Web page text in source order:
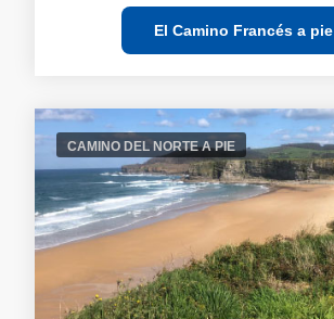
El Camino Francés a pie
CAMINO DEL NORTE A PIE